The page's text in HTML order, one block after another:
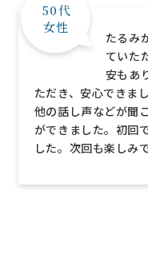
50代
女性
たるみ
ていた
安もあ
ただき、安心できま
他の話し声などが聞
ができました。初回
した。次回も楽しみで